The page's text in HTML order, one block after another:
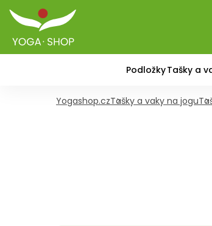
PodložkyTašky a
Yogashop.czTašky a vaky na jogu